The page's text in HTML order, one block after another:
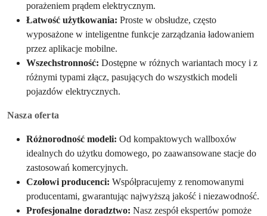
porażeniem prądem elektrycznym.
Łatwość użytkowania: Proste w obsłudze, często
wyposażone w inteligentne funkcje zarządzania ładowaniem
przez aplikacje mobilne.
Wszechstronność: Dostępne w różnych wariantach mocy i z
różnymi typami złącz, pasujących do wszystkich modeli
pojazdów elektrycznych.
Nasza oferta
Różnorodność modeli: Od kompaktowych wallboxów
idealnych do użytku domowego, po zaawansowane stacje do
zastosowań komercyjnych.
Czołowi producenci: Współpracujemy z renomowanymi
producentami, gwarantując najwyższą jakość i niezawodność.
Profesjonalne doradztwo: Nasz zespół ekspertów pomoże